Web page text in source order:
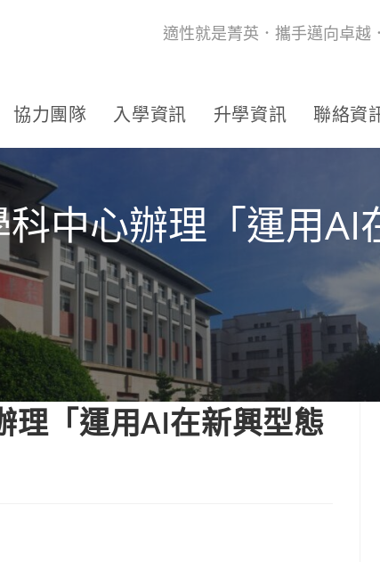
適性就是菁英．攜手邁向卓越
協力團隊 入學資訊 升學資訊 聯絡資
中心辦理「運用AI
理「運用AI在新興型態